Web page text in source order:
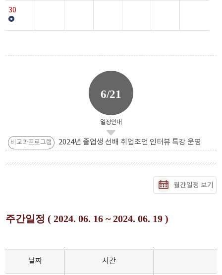
30
6/21
일정안내
비교과프로그램 2024년 졸업생 선배 취업조언 인터뷰 특강 운영
월간일정 보기
주간일정 ( 2024. 06. 16 ~ 2024. 06. 19 )
날짜 시간